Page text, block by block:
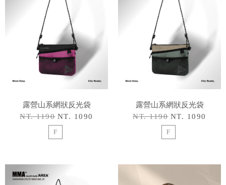
露營山系網狀反光袋
NT. 1190 NT. 1090
F
露營山系網狀反光袋
NT. 1190 NT. 1090
F